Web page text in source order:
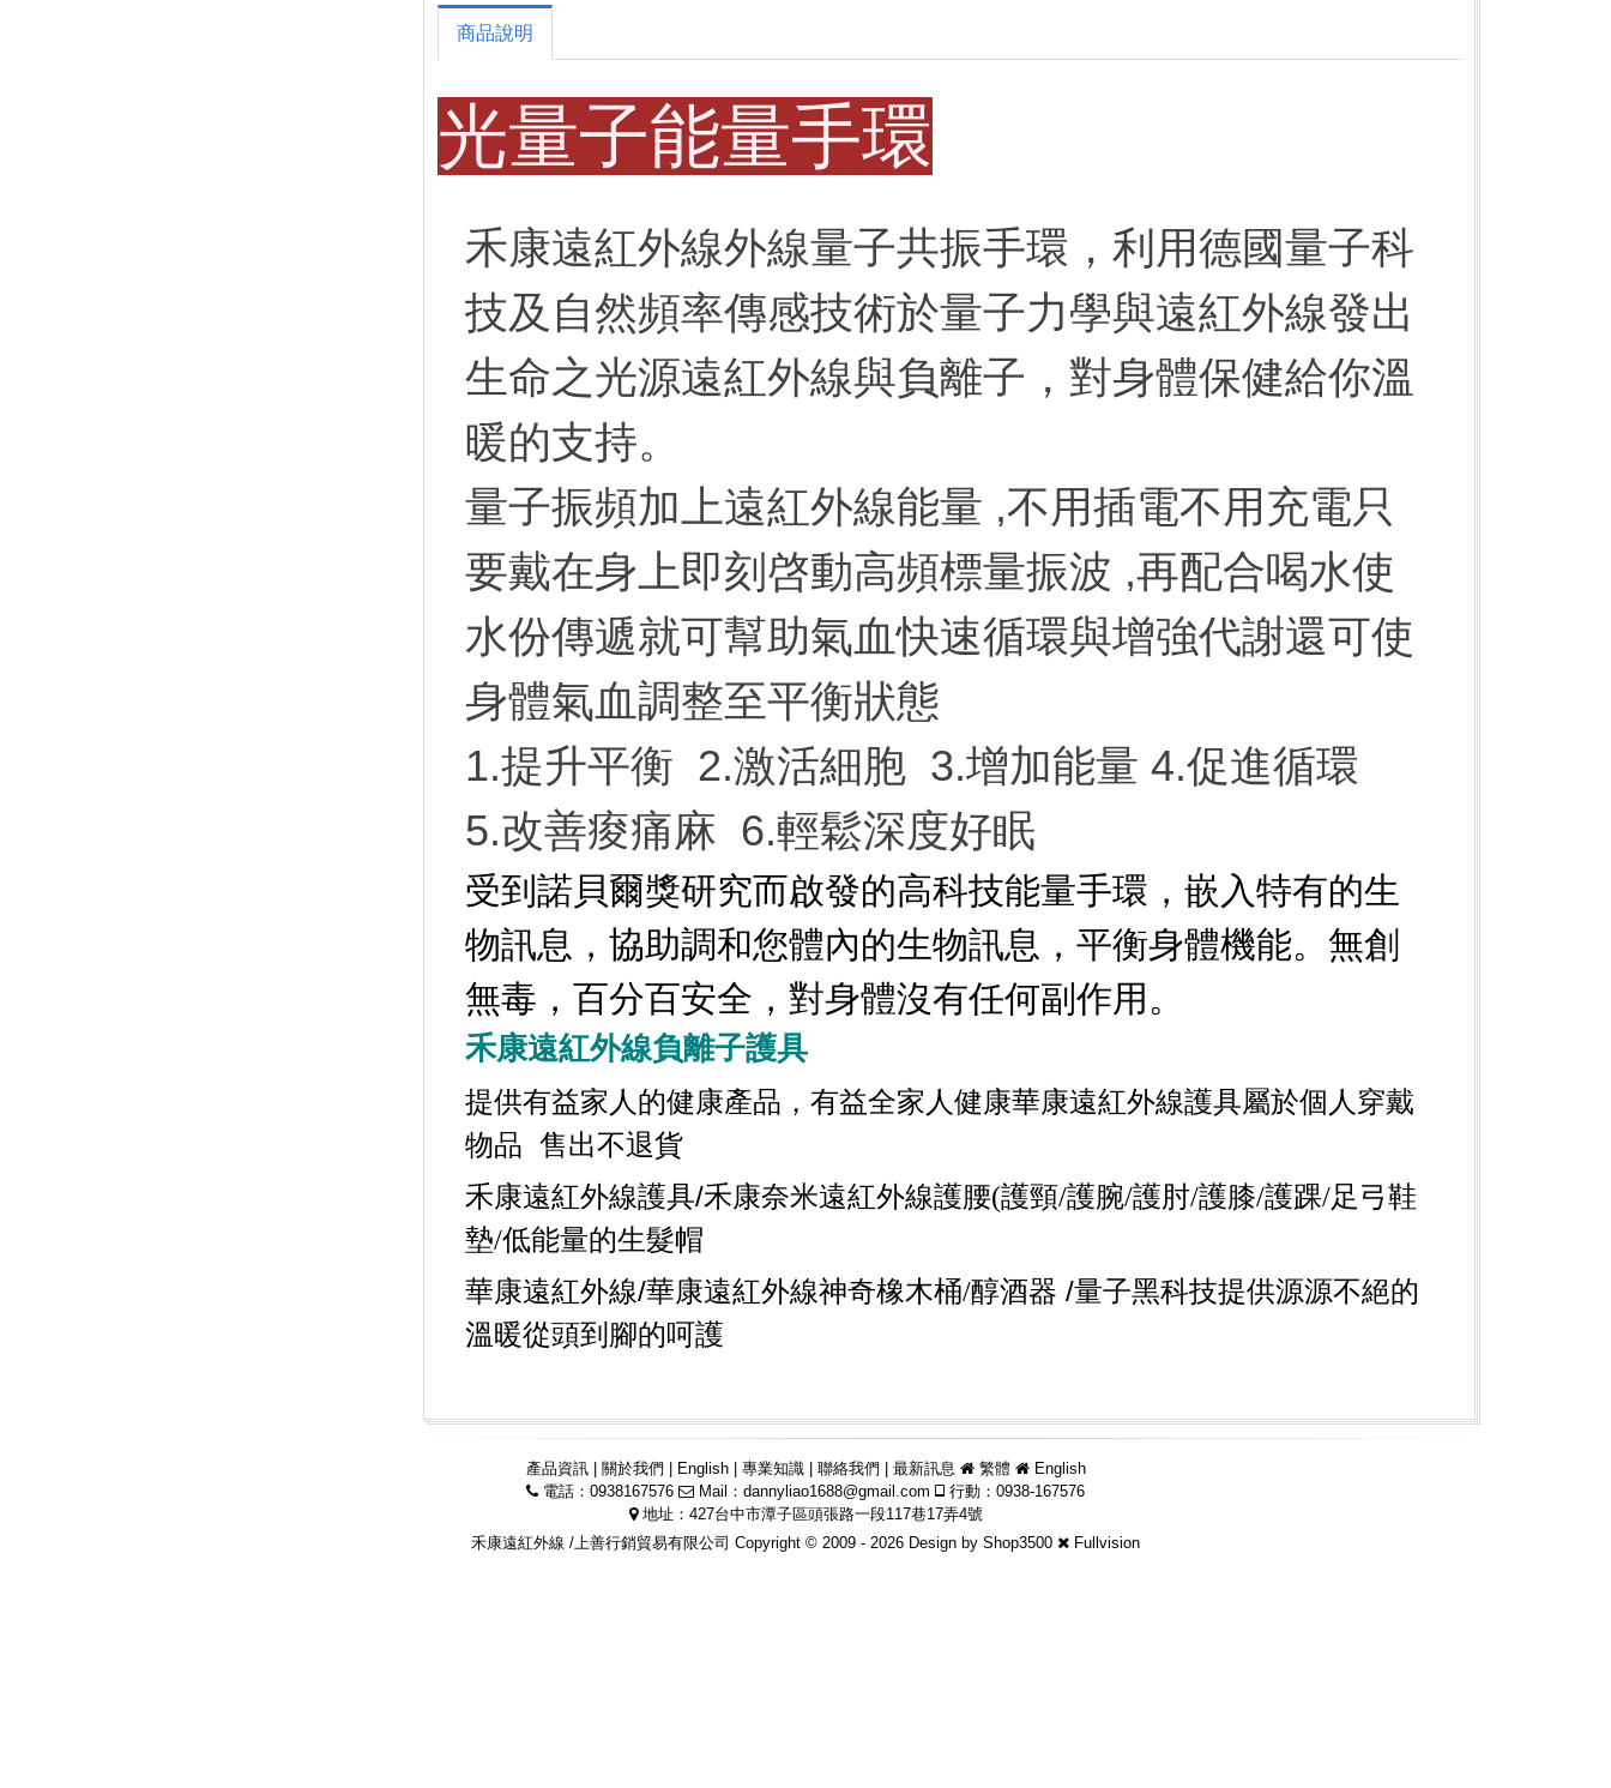
商品說明
光量子能量手環
禾康遠紅外線外線量子共振手環，利用德國量子科
技及自然頻率傳感技術於量子力學與遠紅外線發出
生命之光源遠紅外線與負離子，對身體保健給你溫
暖的支持。
量子振頻加上遠紅外線能量 ,不用插電不用充電只
要戴在身上即刻啓動高頻標量振波 ,再配合喝水使
水份傳遞就可幫助氣血快速循環與增強代謝還可使
身體氣血調整至平衡狀態
1.提升平衡 2.激活細胞 3.增加能量 4.促進循環
5.改善痠痛麻 6.輕鬆深度好眠
受到諾貝爾獎研究而啟發的高科技能量手環，嵌入特有的生
物訊息，協助調和您體內的生物訊息，平衡身體機能。無創
無毒，百分百安全，對身體沒有任何副作用。
禾康遠紅外線負離子護具
提供有益家人的健康產品，有益全家人健康華康遠紅外線護具屬於個人穿戴
物品 售出不退貨
禾康遠紅外線護具/禾康奈米遠紅外線護腰(護頸/護腕/護肘/護膝/護踝/足弓鞋
墊/低能量的生髮帽
華康遠紅外線/華康遠紅外線神奇橡木桶/醇酒器 /量子黑科技提供源源不絕的
溫暖從頭到腳的呵護
產品資訊| 關於我們 English| 專業知識| 聯絡我們 最新訊息 繁體
English
電話：0938167576
Mail： dannyliao1688@gmail.com
行動：0938-167576
地址：427台中市潭子區頭張路一段117巷17弄4號
禾康遠紅外線 /上善行銷貿易有限公司 Copyright © 2009 - 2026 Design by Shop3500 Fullvision